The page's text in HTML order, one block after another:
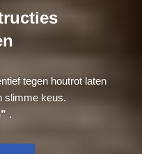
tegen houtrot laten
slimme keus.
.